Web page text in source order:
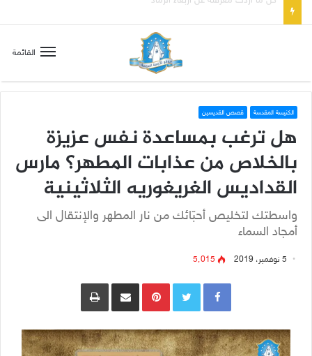
القائمة
الكنيسة المقدسة قصص القديسين
هل ترغب بمساعدة نفس عزيزة
بالخلاص من عذابات المطهر؟ مارس
القداديس الغريغوريه الثلاثينية
واسطتك لتخليص أحبّائك من نار المطهر والإنتقال الى
أمجاد السماء
5 نوفمبر، 2019 5٬015
Pinterestمشاركة عبر البريد طباعة